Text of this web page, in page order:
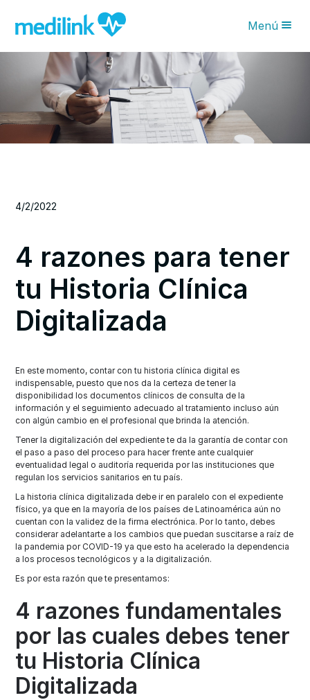
Novedades IA
Características
Planes
Menú
4/2/2022
4 razones para tener
tu Historia Clínica
Digitalizada
En este momento, contar con tu historia clínica digital es
indispensable, puesto que nos da la certeza de tener la
disponibilidad los documentos clínicos de consulta de la
información y el seguimiento adecuado al tratamiento incluso aún
con algún cambio en el profesional que brinda la atención.
Tener la digitalización del expediente te da la garantía de contar con
el paso a paso del proceso para hacer frente ante cualquier
eventualidad legal o auditoría requerida por las instituciones que
regulan los servicios sanitarios en tu país.
La historia clínica digitalizada debe ir en paralelo con el expediente
físico, ya que en la mayoría de los países de Latinoamérica aún no
cuentan con la validez de la firma electrónica. Por lo tanto, debes
considerar adelantarte a los cambios que puedan suscitarse a raíz de
la pandemia por COVID-19 ya que esto ha acelerado la dependencia
a los procesos tecnológicos y a la digitalización.
Es por esta razón que te presentamos:
4 razones fundamentales
por las cuales debes tener
tu Historia Clínica
Digitalizada